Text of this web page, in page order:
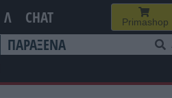
Λ CHAT Primashop
ΠΑΡΑΞΕΝΑ